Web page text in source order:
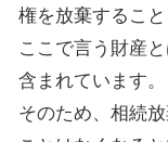
権を放棄すること
ここで言う財産
含まれています。
そのため、相続